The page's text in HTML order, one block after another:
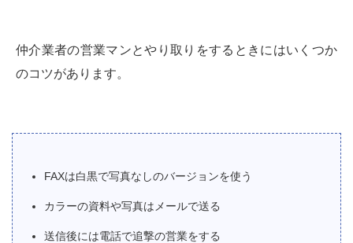
仲介業者の営業マンとやり取りをするときにはいくつか
のコツがあります。
FAXは白黒で写真なしのバージョンを使う
カラーの資料や写真はメールで送る
送信後には電話で追撃の営業をする